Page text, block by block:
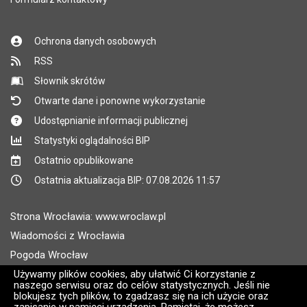
Używamy plików cookies, aby ułatwić Ci korzystanie z
naszego serwisu oraz do celów statystycznych. Jeśli nie
blokujesz tych plików, to zgadzasz się na ich użycie oraz
Ochrona danych osobowych
RSS
Słownik skrótów
Otwarte dane i ponowne wykorzystanie
Udostępnianie informacji publicznej
Statystyki oglądalności BIP
Ostatnio opublikowane
Ostatnia aktualizacja BIP: 07.08.2026 11:57
Strona Wrocławia: www.wroclaw.pl
Wiadomości z Wrocławia
Pogoda Wrocław
Rozkłady jazdy MPK Wrocław
Administratorem wroclaw.pl jest: ARAW